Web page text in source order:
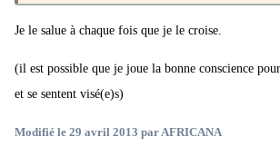
Je le salue à chaque fois que je le croise.
(il est possible que je joue la bonne conscience
et se sentent visé(e)s)
Modifié le 29 avril 2013 par AFRICANA